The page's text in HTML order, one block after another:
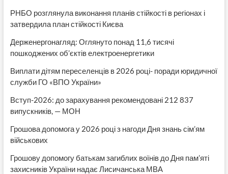
РНБО розглянула виконання планів стійкості в регіонах і
затвердила план стійкості Києва
Держенергонагляд: Оглянуто понад 11,6 тисячі
пошкоджених об’єктів електроенергетики
Виплати дітям переселенців в 2026 році- поради юридичної
служби ГО «ВПО України»
Вступ-2026: до зарахування рекомендовані 212 837
випускників, — МОН
Грошова допомога у 2026 році з нагоди Дня знань сім’ям
військових
Грошову допомогу батькам загиблих воїнів до Дня пам’яті
захисників України надає Лисичанська МВА